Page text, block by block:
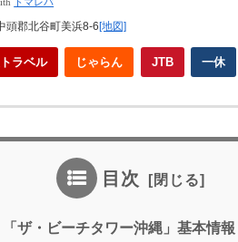
トマレバ
頭郡北谷町美浜8-6[地図]
ラベル じゃらん JTB 一休
目次
「ザ・ビーチタワー沖縄」基本情報